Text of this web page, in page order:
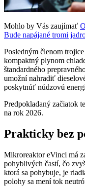
Mohlo by Vás zaujímať
Bude napájané tromi
Posledným členom
kompaktný plynom
štandardného
umožní nahradiť
poskytnúť núdzovú
Predpokladaný začiatok
na rok 2026.
Prakticky bez
Mikroreaktor eVinci má
pohyblivých častí, čo
ktorá sa pohybuje, je
polohy sa mení tok